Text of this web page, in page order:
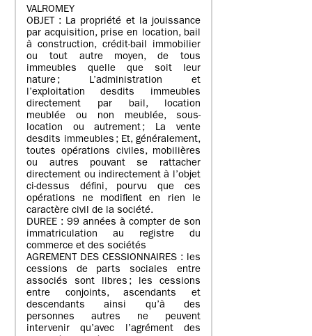
VALROMEY
OBJET : La propriété et la jouissance
par acquisition, prise en location, bail
à construction, crédit-bail immobilier
ou tout autre moyen, de tous
immeubles quelle que soit leur
nature ; L’administration et
l’exploitation desdits immeubles
directement par bail, location
meublée ou non meublée, sous-
location ou autrement ; La vente
desdits immeubles ; Et, généralement,
toutes opérations civiles, mobilières
ou autres pouvant se rattacher
directement ou indirectement à l’objet
ci-dessus défini, pourvu que ces
opérations ne modifient en rien le
caractère civil de la société.
DUREE : 99 années à compter de son
immatriculation au registre du
commerce et des sociétés
AGREMENT DES CESSIONNAIRES : les
cessions de parts sociales entre
associés sont libres ; les cessions
entre conjoints, ascendants et
descendants ainsi qu’à des
personnes autres ne peuvent
intervenir qu’avec l’agrément des